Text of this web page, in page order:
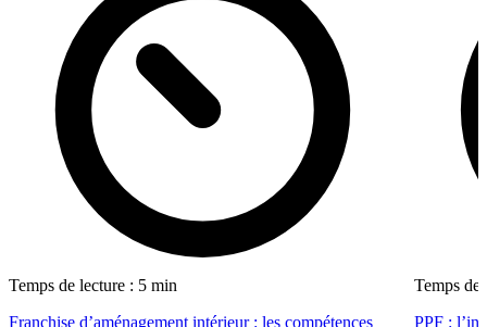
Temps de lecture : 5 min
Franchise d’aménagement intérieur : les compétences
Temps de
PPF :